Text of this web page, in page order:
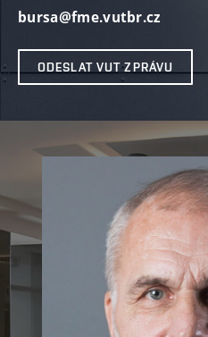
bursa@fme.vutbr.cz
ODESLAT VUT ZPRÁVU